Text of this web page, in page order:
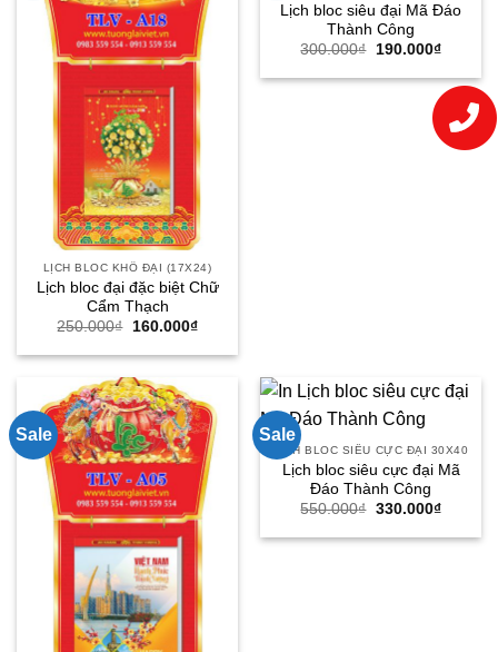
LỊCH BLOC KHỔ ĐẠI (17X24)
Lịch bloc đại đặc biệt Chữ
Cẩm Thạch
250.000₫
Giá
là:
160.000₫Giá
tại
160.000₫.
Lịch bloc siêu đại Mã Đáo
Thành Công
300.000₫
Giá
là:
300.000₫.
190.000₫Giá
tại
là:
Sale Sale
LỊCH BLOC SIÊU CỰC ĐẠI 30X40
Lịch bloc siêu cực đại Mã
Đáo Thành Công
550.000₫ Giá
là:
330.000₫Giá
tại